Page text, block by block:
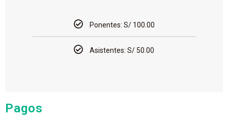
Ponentes: S/ 100.00
Asistentes: S/ 50.00
Pagos